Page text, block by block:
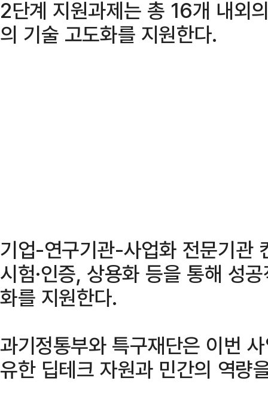
2단계 지원과제는 총 16개 내외
의 기술 고도화를 지원한다.
기업-연구기관-사업화 전문기관
시험·인증, 상용화 등을 통해 성
화를 지원한다.
과기정통부와 특구재단은 이번
유한 딥테크 자원과 민간의 역량